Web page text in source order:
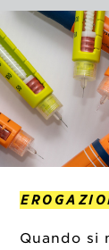
Quando si